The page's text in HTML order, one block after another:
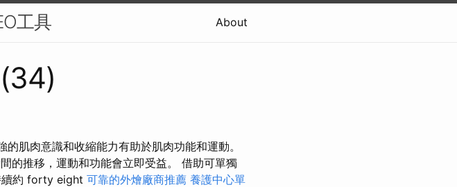
工具 About
肌肉意識和收縮能力有助於肌肉功能和運動。
的推移，運動和功能會立即受益。 借助可單獨
續約 forty eight 可靠的外燴廠商推薦 養護中心單